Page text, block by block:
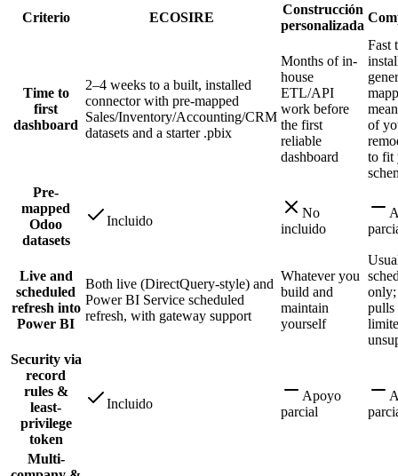
Criterio ECOSIRE
Construcción
personalizada
Time to
first
dashboard
2–4 weeks to a built, installed
connector with pre-mapped
Sales/Inventory/Accounting/CRM
datasets and a starter .pbix
Months of in-
house
ETL/API
work before
the first
reliable
dashboard
Fast
of
to fit
Pre-
mapped
Odoo
datasets
Incluido
No
incluido
Live and
scheduled
refresh into
Power BI
Both live (DirectQuery-style) and
Power BI Service scheduled
refresh, with gateway support
Whatever you
build and
maintain
yourself
pulls
Security via
record
rules &
least-
privilege
token
Incluido
Apoyo
parcial
Multi-